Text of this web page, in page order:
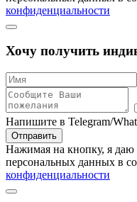
конфиденциальности
Хочу получить
Напишите в Telegram/
Отправить
Нажимая на кнопку, я даю
персональных данных в
конфиденциальности